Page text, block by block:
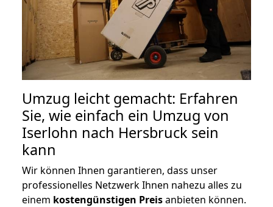
Umzug leicht gemacht: Erfahren
Sie, wie einfach ein Umzug von
Iserlohn nach Hersbruck sein
kann
Wir können Ihnen garantieren, dass unser
professionelles Netzwerk Ihnen nahezu alles zu
einem kostengünstigen Preisanbieten können.